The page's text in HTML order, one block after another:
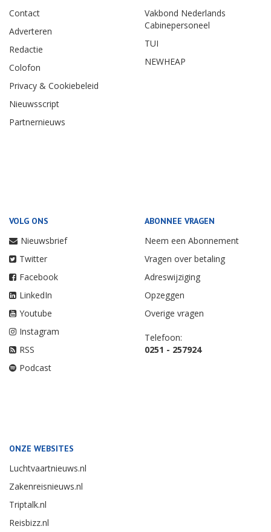
Contact
Adverteren
Redactie
Colofon
Privacy & Cookiebeleid
Nieuwsscript
Partnernieuws
Vakbond Nederlands
Cabinepersoneel
TUI
NEWHEAP
VOLG ONS
Nieuwsbrief
Twitter
Facebook
LinkedIn
Youtube
Instagram
RSS
Podcast
ABONNEE VRAGEN
Neem een Abonnement
Vragen over betaling
Adreswijziging
Opzeggen
Overige vragen
Telefoon:
0251 - 257924
ONZE WEBSITES
Luchtvaartnieuws.nl
Zakenreisnieuws.nl
Triptalk.nl
Reisbizz.nl